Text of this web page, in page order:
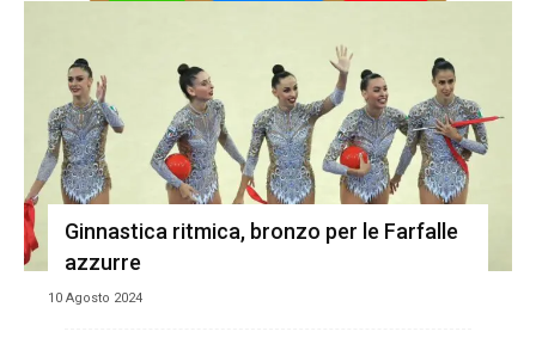
Ginnastica ritmica, bronzo per le Farfalle
azzurre
10 Agosto 2024